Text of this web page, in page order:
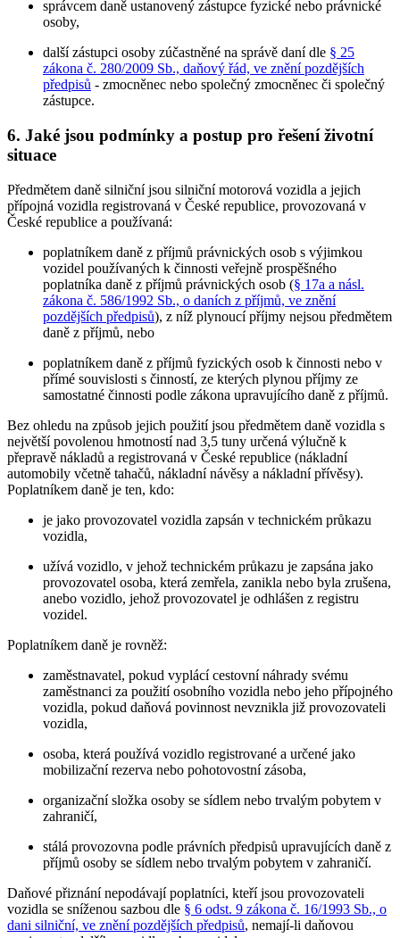
správcem daně ustanovený zástupce fyzické nebo právnické
osoby,
další zástupci osoby zúčastněné na správě daní dle § 25
zákona č. 280/2009 Sb., daňový řád, ve znění pozdějších
předpisů - zmocněnec nebo společný zmocněnec či společný
zástupce.
6. Jaké jsou podmínky a postup pro řešení životní
situace
Předmětem daně silniční jsou silniční motorová vozidla a jejich
přípojná vozidla registrovaná v České republice, provozovaná v
České republice a používaná:
poplatníkem daně z příjmů právnických osob s výjimkou
vozidel používaných k činnosti veřejně prospěšného
poplatníka daně z příjmů právnických osob (§ 17a a násl.
zákona č. 586/1992 Sb., o daních z příjmů, ve znění
pozdějších předpisů), z níž plynoucí příjmy nejsou předmětem
daně z příjmů, nebo
poplatníkem daně z příjmů fyzických osob k činnosti nebo v
přímé souvislosti s činností, ze kterých plynou příjmy ze
samostatné činnosti podle zákona upravujícího daně z příjmů.
Bez ohledu na způsob jejich použití jsou předmětem daně vozidla s
největší povolenou hmotností nad 3,5 tuny určená výlučně k
přepravě nákladů a registrovaná v České republice (nákladní
automobily včetně tahačů, nákladní návěsy a nákladní přívěsy).
Poplatníkem daně je ten, kdo:
je jako provozovatel vozidla zapsán v technickém průkazu
vozidla,
užívá vozidlo, v jehož technickém průkazu je zapsána jako
provozovatel osoba, která zemřela, zanikla nebo byla zrušena,
anebo vozidlo, jehož provozovatel je odhlášen z registru
vozidel.
Poplatníkem daně je rovněž:
zaměstnavatel, pokud vyplácí cestovní náhrady svému
zaměstnanci za použití osobního vozidla nebo jeho přípojného
vozidla, pokud daňová povinnost nevznikla již provozovateli
vozidla,
osoba, která používá vozidlo registrované a určené jako
mobilizační rezerva nebo pohotovostní zásoba,
organizační složka osoby se sídlem nebo trvalým pobytem v
zahraničí,
stálá provozovna podle právních předpisů upravujících daně z
příjmů osoby se sídlem nebo trvalým pobytem v zahraničí.
Daňové přiznání nepodávají poplatníci, kteří jsou provozovateli
vozidla se sníženou sazbou dle § 6 odst. 9 zákona č. 16/1993 Sb., o
dani silniční, ve znění pozdějších předpisů, nemají-li daňovou